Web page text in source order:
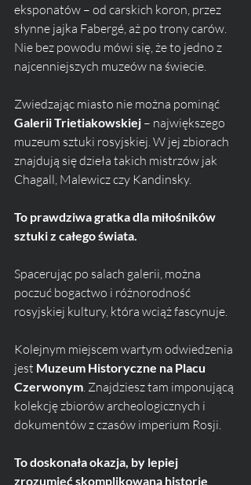
eksponatów – od carskich koron, przez
słynne jajka Fabergé, aż po trony carów.
Nie bez powodu mówi się, że to jedno z
najcenniejszych muzeów na świecie.
Zwiedzając miasto nie można pominąć
Galerii Trietiakowskiej – największego
muzeum sztuki rosyjskiej. W jej zbiorach
znajdują się dzieła takich mistrzów jak
Chagall, Malewicz czy Kandinsky.
To prawdziwa gratka dla miłośników
sztuki z całego świata.
Spacerując po salach galerii, można
poczuć bogactwo i różnorodność
rosyjskiej kultury, która wciąż fascynuje.
Kolejnym miejscem wartym odwiedzenia
jest Muzeum Historyczne na Placu
Czerwonym . Znajdziesz tam imponującą
kolekcję zbiorów archeologicznych i
dokumentów z czasów imperium Rosji.
To doskonała okazja, by lepiej
zrozumieć skomplikowaną historię